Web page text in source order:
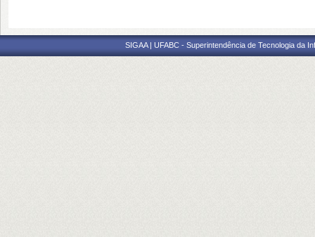
SIGAA | UFABC - Superintendência de Tecnologia da